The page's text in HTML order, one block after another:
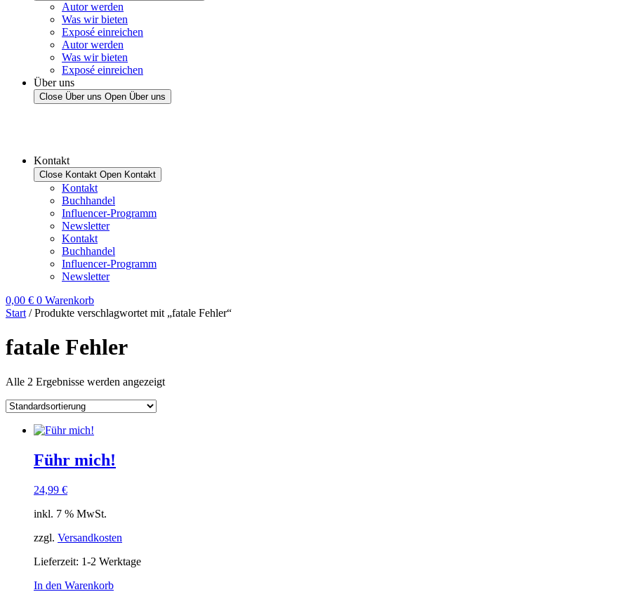
Autor werden
Was wir bieten
Exposé einreichen
Autor werden
Was wir bieten
Exposé einreichen
Über uns
Close Über uns Open Über uns
Kontakt
Close Kontakt Open Kontakt
Kontakt
Buchhandel
Influencer-Programm
Newsletter
Kontakt
Buchhandel
Influencer-Programm
Newsletter
0,00 € 0 Warenkorb
Start / Produkte verschlagwortet mit „fatale Fehler“
fatale Fehler
Alle 2 Ergebnisse werden angezeigt
Führ mich!
24,99 €
inkl. 7 % MwSt.
zzgl. Versandkosten
Lieferzeit: 1-2 Werktage
In den Warenkorb